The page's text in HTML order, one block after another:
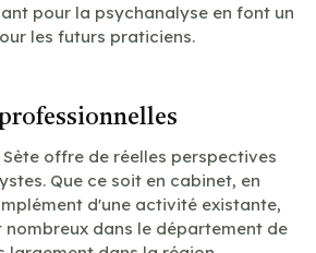
pour la psychanalyse en font un
les futurs praticiens.
offre de réelles perspectives
Que ce soit en cabinet, en
d'une activité existante,
nombreux dans le département de